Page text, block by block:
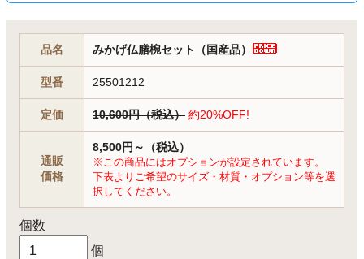
品名 みかげ仏膳椀セット（国産品）
型番 25501212
定価 10,600円（税込） 約20%OFF!
通販
価格
8,500円～（税込）
※この商品にはオプションが設定されています。
下表よりご希望のサイズ・材質・オプション等を選
択してください。
個数
個